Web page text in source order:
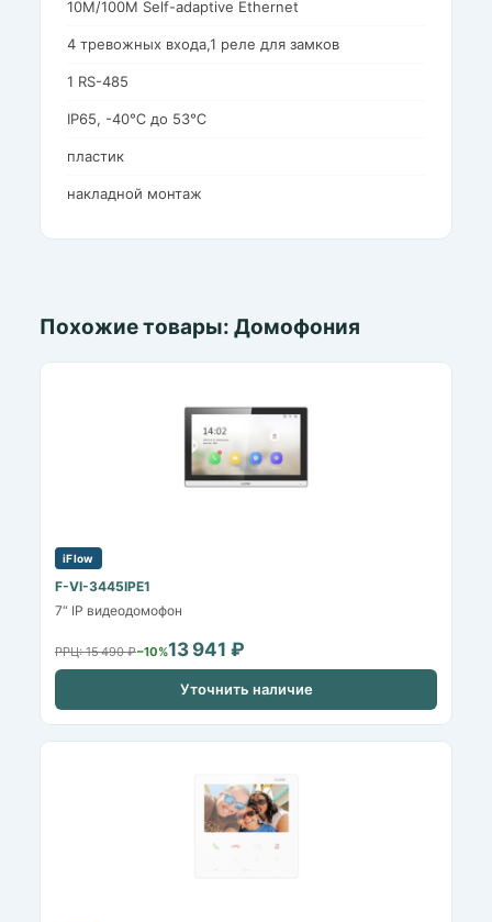
10M/100M Self-adaptive Ethernet
4 тревожных входа,1 реле для замков
1 RS-485
IP65, -40℃ до 53℃
пластик
накладной монтаж
Похожие товары: Домофония
iFlow
F-VI-3445IPE1
7“ IP видеодомофон
РРЦ: 15 490 ₽−10%13 941 ₽
Уточнить наличие